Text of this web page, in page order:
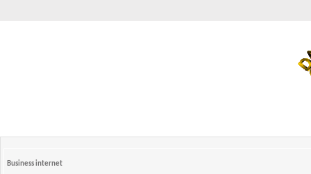
Business internet